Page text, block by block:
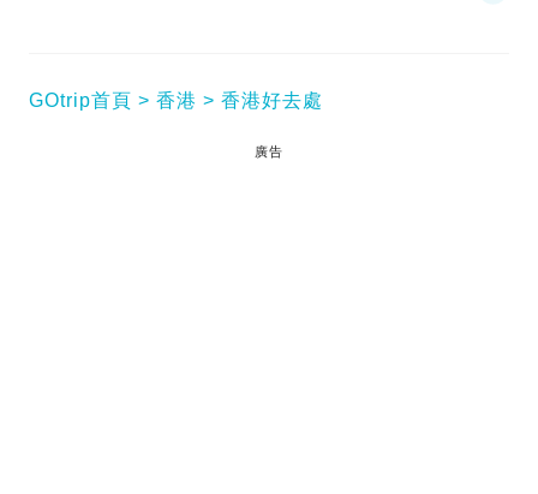
GOtrip首頁 香港 香港好去處
廣告